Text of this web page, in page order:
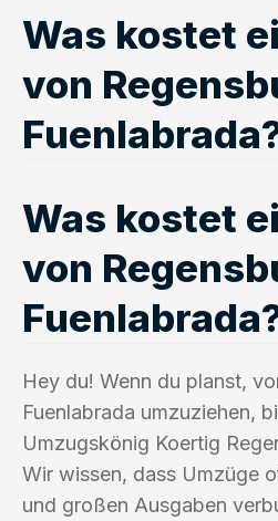
Was kostet
von
Was kostet
von
Hey du! Wenn du planst,
Fuenlabrada umzuziehen,
Umzugskönig Koertig
Wir wissen, dass Umzüge
und großen Ausgaben